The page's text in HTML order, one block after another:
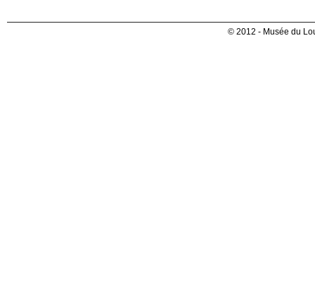
© 2012 - Musée du